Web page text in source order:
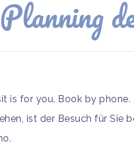
Planning
is for you. Book by phone.
ist der Besuch für Sie